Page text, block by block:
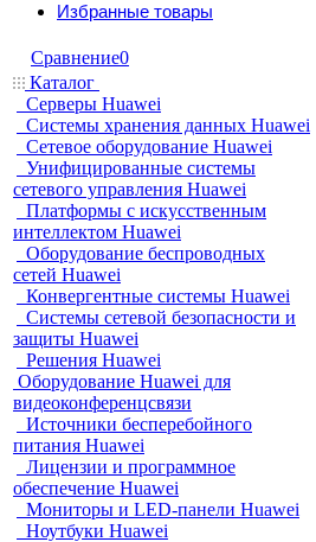
Избранные товары
Сравнение0
Каталог
Серверы Huawei
Системы хранения данных Huawei
Сетевое оборудование Huawei
Унифицированные системы
сетевого управления Huawei
Платформы с искусственным
интеллектом Huawei
Оборудование беспроводных
сетей Huawei
Конвергентные системы Huawei
Системы сетевой безопасности и
защиты Huawei
Решения Huawei
Оборудование Huawei для
видеоконференцсвязи
Источники бесперебойного
питания Huawei
Лицензии и программное
обеспечение Huawei
Мониторы и LED-панели Huawei
Ноутбуки Huawei